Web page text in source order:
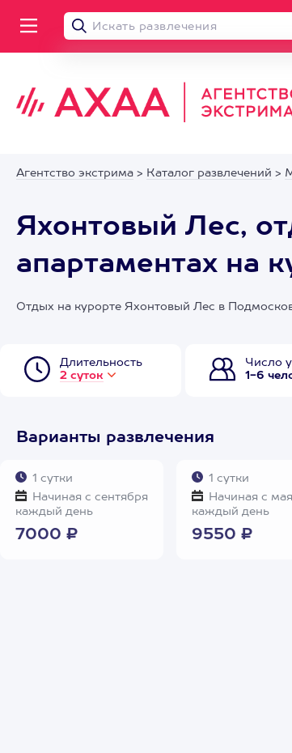
Агентство экстрима > Каталог развлечений >
Яхонтовый Лес,
апартаментах на
Отдых на курорте Яхонтовый Лес в
Длительность
2 суток
Число
1-6
Варианты развлечения
1 сутки
Начиная с сентября
каждый день
7000 ₽
1 сутки
Начиная с мая
каждый день
9550 ₽